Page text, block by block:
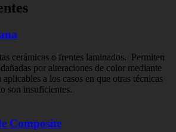
cerámicas o frentes laminados. Permiten
por alteraciones de color mediante
a los casos en que otras técnicas
son insuficientes.
Composite